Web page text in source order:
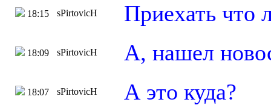
18:15 sPirtovicH Приехать что
18:09 sPirtovicH А, нашел
18:07 sPirtovicH А это куда?